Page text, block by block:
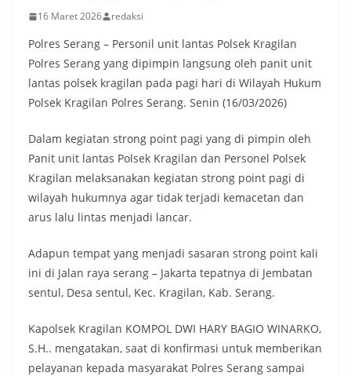
16 Maret 2026 redaksi
Polres Serang – Personil unit lantas Polsek Kragilan
Polres Serang yang dipimpin langsung oleh panit unit
lantas polsek kragilan pada pagi hari di Wilayah Hukum
Polsek Kragilan Polres Serang. Senin (16/03/2026)
Dalam kegiatan strong point pagi yang di pimpin oleh
Panit unit lantas Polsek Kragilan dan Personel Polsek
Kragilan melaksanakan kegiatan strong point pagi di
wilayah hukumnya agar tidak terjadi kemacetan dan
arus lalu lintas menjadi lancar.
Adapun tempat yang menjadi sasaran strong point kali
ini di Jalan raya serang – Jakarta tepatnya di Jembatan
sentul, Desa sentul, Kec. Kragilan, Kab. Serang.
Kapolsek Kragilan KOMPOL DWI HARY BAGIO WINARKO,
S.H.. mengatakan, saat di konfirmasi untuk memberikan
pelayanan kepada masyarakat Polres Serang sampai